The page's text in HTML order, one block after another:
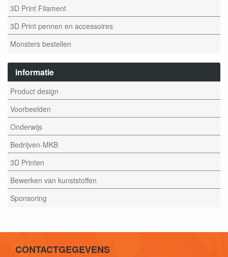
3D Print Filament
3D Print pennen en accessoires
Monsters bestellen
informatie
Product design
Voorbeelden
Onderwijs
Bedrijven-MKB
3D Printen
Bewerken van kunststoffen
Sponsoring
CONTACTGEGEVENS